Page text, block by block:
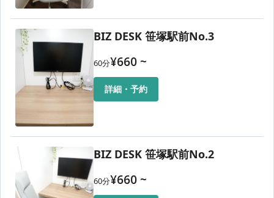
BIZ DESK 笹塚駅前No.3
60分¥660 ~
詳細・予約
BIZ DESK 笹塚駅前No.2
60分¥660 ~